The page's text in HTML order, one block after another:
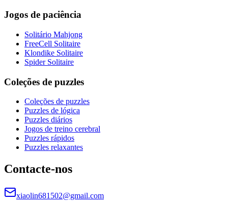
Jogos de paciência
Solitário Mahjong
FreeCell Solitaire
Klondike Solitaire
Spider Solitaire
Coleções de puzzles
Coleções de puzzles
Puzzles de lógica
Puzzles diários
Jogos de treino cerebral
Puzzles rápidos
Puzzles relaxantes
Contacte-nos
xiaolin681502@gmail.com